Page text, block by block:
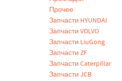
Прочее
Запчасти HYUNDAI
Запчасти VOLVO
Запчасти LiuGong
Запчасти ZF
Запчасти Caterpillar
Запчасти JCB